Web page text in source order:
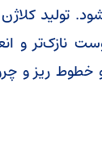
تولید
نازک‌تر و
ریز و